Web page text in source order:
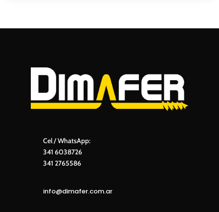
Cel / WhatsApp:
341 6038726
341 2765586
info@dimafer.com.ar